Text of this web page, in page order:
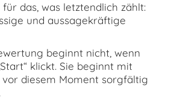
das, was letztendlich zählt:
und aussagekräftige
beginnt nicht, wenn
klickt. Sie beginnt mit
diesem Moment sorgfältig